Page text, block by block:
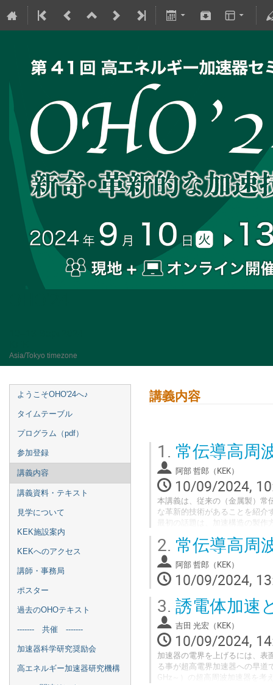
Asia/Tokyo timezone
ようこそOHO'24へ♪
タイムテーブル
プログラム（pdf）
参加登録
講義内容
講義資料・テキスト
見学について
KEK施設案内
KEKへのアクセス
講師・事務局
ポスター
過去のOHOテキスト
------- 共催 -------
加速器科学研究奨励会
高エネルギー加速器研究機構
講義内容
1. 常伝導高周
阿部 哲郎（KEK）
10/09/2024,
本講義は、従来の（金属製）常
な革新的技術があることを紹介
最初の話題は、加速構造の製
式として「縦方向分割方式」が
は２個（２分割）または４個
む。その他にも、加速モードに
密ミリング加工技術により実現
ふたつ目の話題は、より高い加
2. 常伝導高周
阿部 哲郎（KEK）
10/09/2024,
3. 誘電体加速
吉田 光宏（KEK）
10/09/2024,
加速器の電界を上げるには、表
る事が超高電界加速器への早
GHz～）の超高周波加速器を